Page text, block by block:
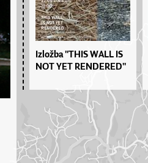
Izlož­ba ''THIS WA­LL IS
NOT YET REN­DE­RE­D''